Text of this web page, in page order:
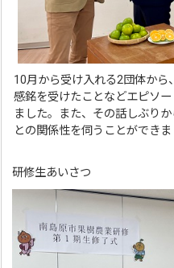
10月から受け入れる2団体から
感銘を受けたことなどエピソ
ました。また、その話しぶり
との関係性を伺うことができま
研修生あいさつ